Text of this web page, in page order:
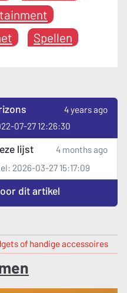
Spellen
4 years ago
07-27 12:26:30
lijst
4 months ago
2026-03-27 15:17:09
dit artikel
of handige accessoires